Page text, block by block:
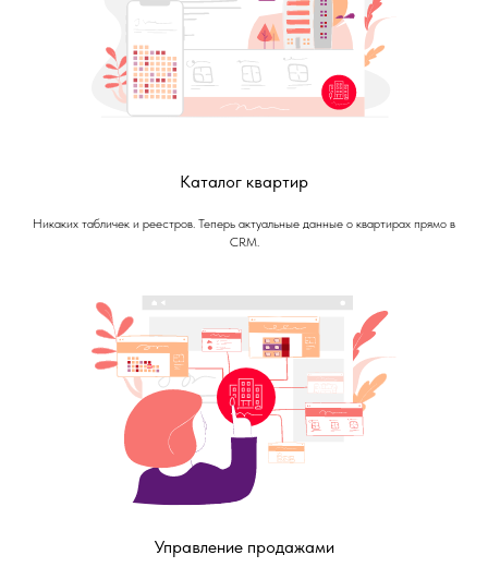
Каталог квартир
Никаких табличек и реестров. Теперь актуальные данные о квартирах прямо в
CRM.
Управление продажами